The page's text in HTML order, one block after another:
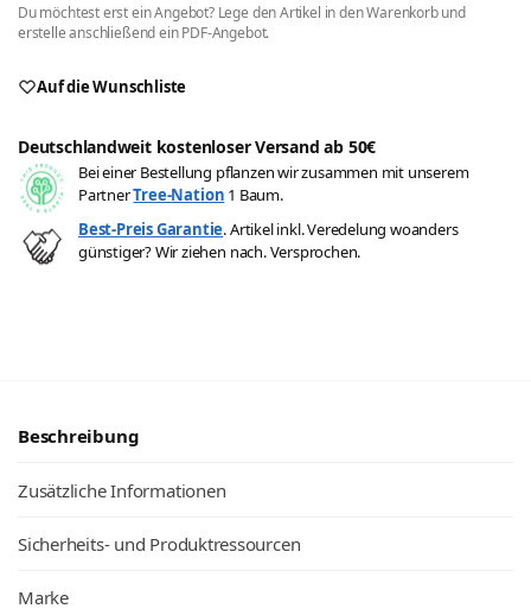
Du möchtest erst ein Angebot? Lege den Artikel in den Warenkorb und
erstelle anschließend ein PDF-Angebot.
Auf die Wunschliste
Deutschlandweit kostenloser Versand ab 50€
Bei einer Bestellung pflanzen wir zusammen mit unserem
PartnerTree-Nation 1 Baum.
Best-Preis Garantie. Artikel inkl. Veredelung woanders
günstiger? Wir ziehen nach. Versprochen.
Beschreibung
Zusätzliche Informationen
Sicherheits- und Produktressourcen
Marke